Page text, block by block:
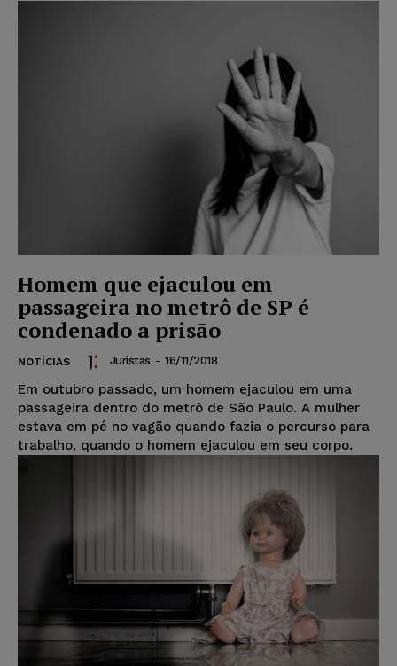
Homem que ejaculou em
passageira no metrô de SP é
condenado a prisão
NOTÍCIAS Juristas - 16/11/2018
Em outubro passado, um homem ejaculou em uma
passageira dentro do metrô de São Paulo. A mulher
estava em pé no vagão quando fazia o percurso para
trabalho, quando o homem ejaculou em seu corpo.